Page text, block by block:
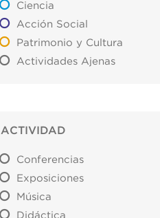
Ciencia
Acción Social
Patrimonio y Cultura
Actividades Ajenas
ACTIVIDAD
Conferencias
Exposiciones
Música
Didáctica